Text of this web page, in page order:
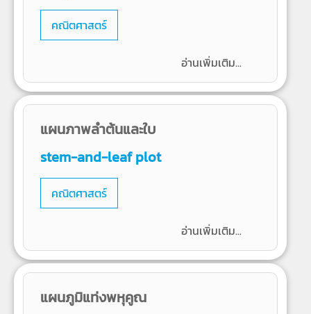
คณิตศาสตร์
อ่านเพิ่มเติม...
แผนภาพลำต้นและใบ
stem-and-leaf plot
คณิตศาสตร์
อ่านเพิ่มเติม...
แผนภูมิแท่งพหุคูณ